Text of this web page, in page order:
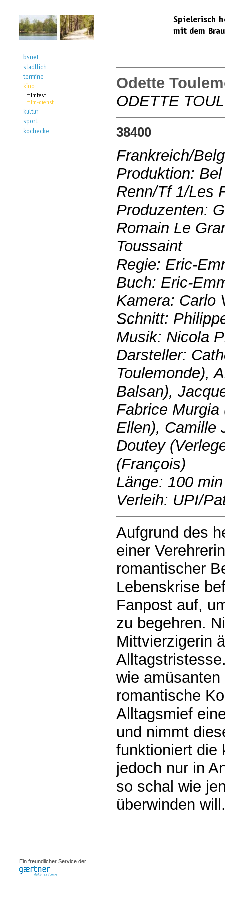
Odette
ODETTE
38400
Frankreich/
Produktion:
Renn/Tf 1/Les
Produzenten:
Romain Le
Toussaint
Regie: Eric-
Buch: Eric-
Kamera: Carlo
Schnitt:
Musik: Nicola
Darsteller:
Toulemonde),
Balsan),
Fabrice
Ellen), Camille
Doutey
(François)
Länge: 100 min
Verleih: UPI/
Aufgrund des
einer
romantischer
Lebenskrise
Fanpost auf,
zu begehren.
Mittvierzigerin
wie
romantische
Alltagsmief
und nimmt
funktioniert die
jedoch nur in
so schal wie
überwinden
Ein freundlicher Service der